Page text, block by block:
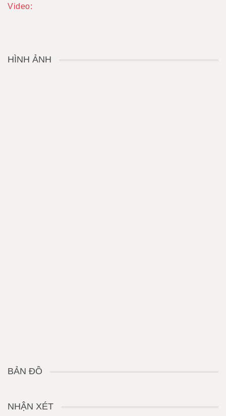
Video:
HÌNH ẢNH
BẢN ĐỒ
NHẬN XÉT